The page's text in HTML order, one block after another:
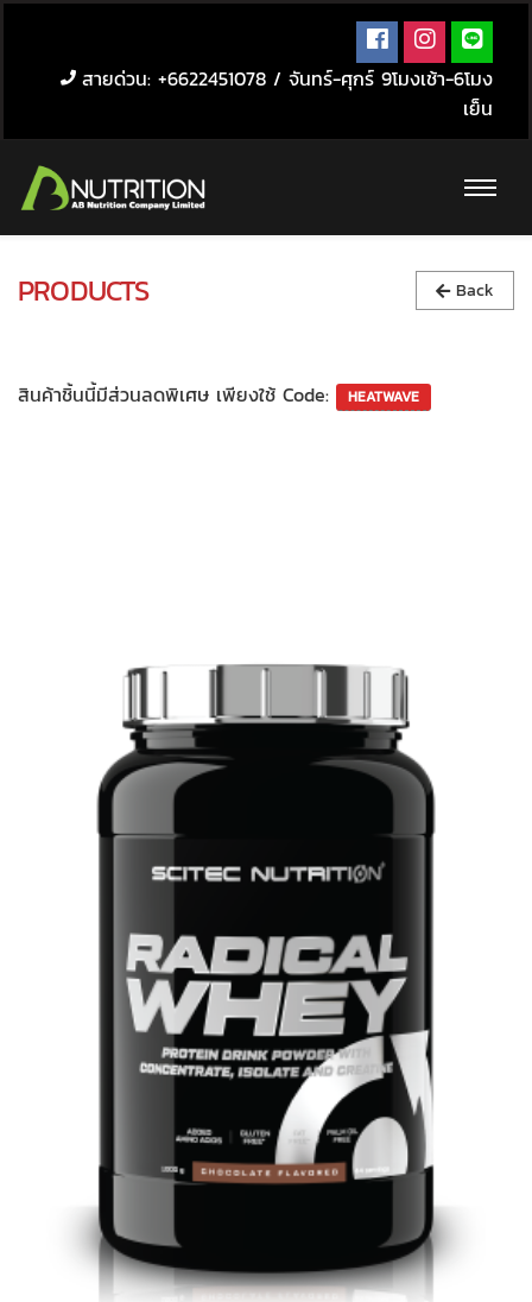
สายด่วน: +6622451078 / จันทร์-ศุกร์ 9โมงเช้า-6โมง
เย็น
PRODUCTS Back
สินค้าชิ้นนี้มีส่วนลดพิเศษ เพียงใช้ Code: